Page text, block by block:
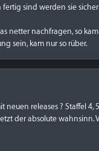
sind werden sie
netter nachfragen, so
sein, kam nur so rüber.
releases ? Staffel 4,
der absolute wahnsinn.